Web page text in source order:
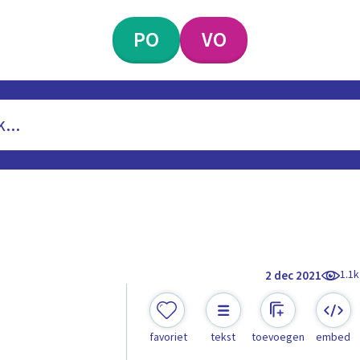
PO VO
2 dec 2021 1.1k
favoriet tekst toevoegen embed